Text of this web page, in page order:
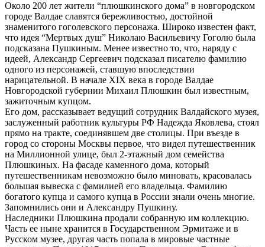
Около 200 лет жители “плюшкинского дома” в новгородском
городе Валдае славятся бережливостью, достойной
знаменитого гоголевского персонажа. Широко известен факт,
что идея “Мертвых душ” Николаю Васильевичу Гоголю была
подсказана Пушкиным. Менее известно то, что, наряду с
идеей, Александр Сергеевич подсказал писателю фамилию
одного из персонажей, ставшую впоследствии
нарицательной. В начале XIX века в городе Валдае
Новгородской губернии Михаил Плюшкин был известным,
зажиточным купцом.
Его дом, рассказывает ведущий сотрудник Валдайского музея,
заслуженный работник культуры РФ Надежда Яковлева, стоял
прямо на тракте, соединявшем две столицы. При въезде в
город со стороны Москвы первое, что видел путешественник
на Миллионной улице, был 2-этажный дом семейства
Плюшкиных. На фасаде каменного дома, который
путешественникам невозможно было миновать, красовалась
большая вывеска с фамилией его владельца. Фамилию
богатого купца и самого купца в России знали очень многие.
Запомнились они и Александру Пушкину.
Наследники Плюшкина продали собранную им коллекцию.
Часть ее ныне хранится в Государственном Эрмитаже и в
Русском музее, другая часть попала в мировые частные